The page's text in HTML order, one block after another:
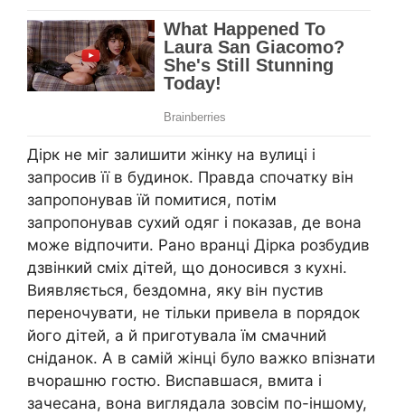
Дірк не міг залишити жінку на вулиці і
запросив її в будинок. Правда спочатку він
запропонував їй помитися, потім
запропонував сухий одяг і показав, де вона
може відпочити. Рано вранці Дірка розбудив
дзвінкий сміх дітей, що доносився з кухні.
Виявляється, бездомна, яку він пустив
переночувати, не тільки привела в порядок
його дітей, а й приготувала їм смачний
сніданок. А в самій жінці було важко впізнати
вчорашню гостю. Виспавшася, вмита і
зачесана, вона виглядала зовсім по-іншому,